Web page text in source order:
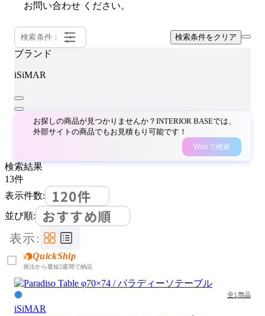
お問い合わせ ください。
検索条件： 検索条件をクリア
ブランド
iSiMAR
お探しの商品が見つかりませんか？INTERIOR BASEでは、
外部サイトの商品でもお見積もり可能です！
Webで検索
検索結果
13件
表示件数:
120件
並び順: おすすめ順
表示:
QuickShip
発注から最短2週間で納品
全1商品
iSiMAR